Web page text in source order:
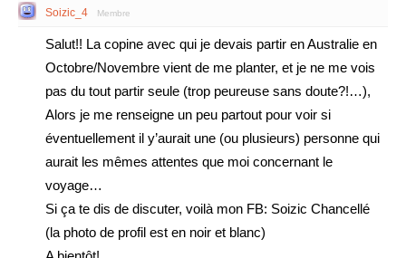
Soizic_4 Membre
Salut!! La copine avec qui je devais partir en Australie en
Octobre/Novembre vient de me planter, et je ne me vois
pas du tout partir seule (trop peureuse sans doute?!…),
Alors je me renseigne un peu partout pour voir si
éventuellement il y’aurait une (ou plusieurs) personne qui
aurait les mêmes attentes que moi concernant le
voyage…
Si ça te dis de discuter, voilà mon FB: Soizic Chancellé
(la photo de profil est en noir et blanc)